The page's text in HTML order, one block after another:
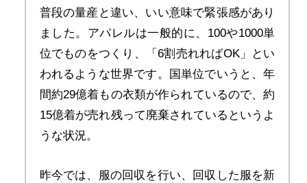
普段の量産と違い、いい意味で緊張感があり
ました。アパレルは一般的に、100や1000単
位でものをつくり、「6割売れればOK」とい
われるような世界です。国単位でいうと、年
間約29億着もの衣類が作られているので、約
15億着が売れ残って廃棄されているというよ
うな状況。
昨今では、服の回収を行い、回収した服を新